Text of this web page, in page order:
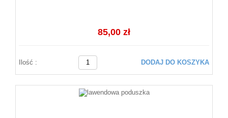
85,00 zł
Ilość : DODAJ DO KOSZYKA